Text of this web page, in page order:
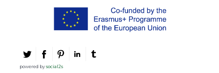
powered bysocial2s